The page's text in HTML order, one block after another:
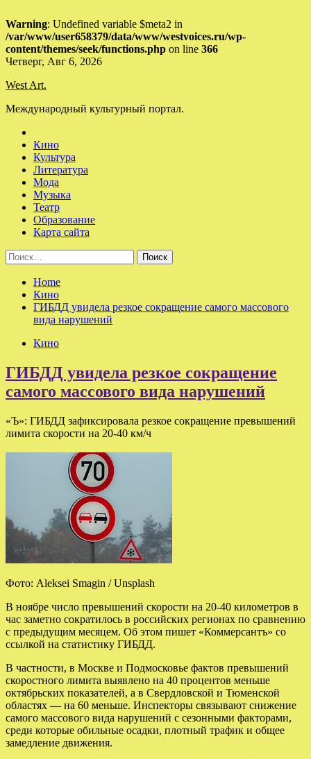
Warning: Undefined variable $meta2 in
/var/www/user658379/data/www/westvoices.ru/wp-
content/themes/seek/functions.php on line 366
Skip
content
Четверг, Авг 6, 2026
West Art.
Международный культурный портал.
Кино
Культура
Литература
Мода
Музыка
Театр
Образование
Карта сайта
Найти:
Home
Кино
ГИБДД увидела резкое сокращение самого массового
вида нарушений
Кино
ГИБДД увидела резкое сокращение
самого массового вида нарушений
«Ъ»: ГИБДД зафиксировала резкое сокращение превышений
лимита скорости на 20-40 км/ч
Фото: Aleksei Smagin / Unsplash
В ноябре число превышений скорости на 20-40 километров в
час заметно сократилось в российских регионах по сравнению
с предыдущим месяцем. Об этом пишет «Коммерсантъ» со
ссылкой на статистику ГИБДД.
В частности, в Москве и Подмосковье фактов превышений
скоростного лимита выявлено на 40 процентов меньше
октябрьских показателей, а в Свердловской и Тюменской
областях — на 60 меньше. Инспекторы связывают снижение
самого массового вида нарушений с сезонными факторами,
среди которые обильные осадки, плотный трафик и общее
замедление движения.